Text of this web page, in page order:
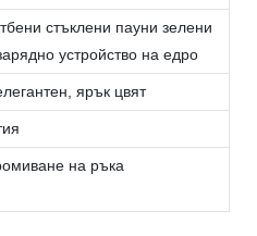
стъклени пауни зелени
устройство на едро
ярък цвят
на ръка